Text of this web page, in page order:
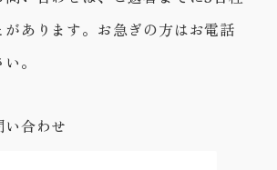
あります。お急ぎの方はお電話
。
合わせ